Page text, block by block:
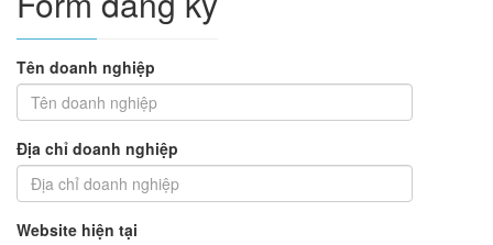
Tên doanh nghiệp
Địa chỉ doanh nghiệp
Website hiện tại